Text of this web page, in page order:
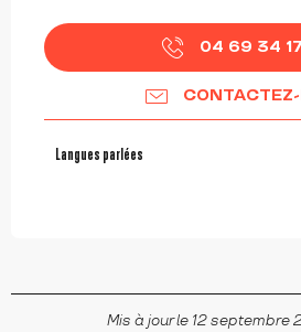
04 69 34
Langues parlées
Langues parlées
Mis à jour le 12 septembre